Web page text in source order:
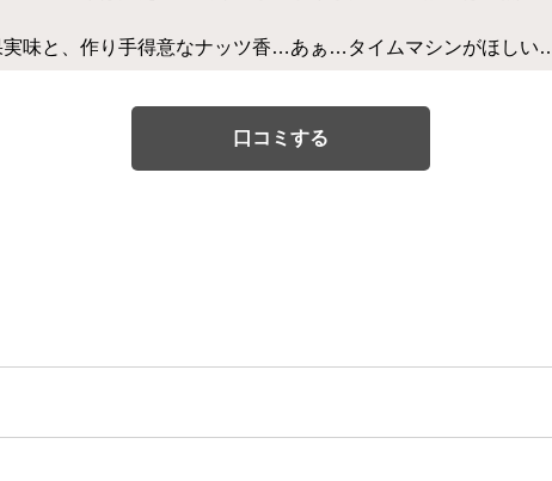
味と、作り手得意なナッツ香…あぁ…タイムマシンがほしい
口コミする